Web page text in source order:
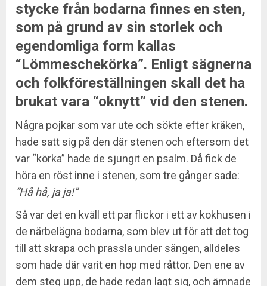
stycke från bodarna finnes en sten,
som på grund av sin storlek och
egendomliga form kallas
“Lömmeschekörka”. Enligt sägnerna
och folkföreställningen skall det ha
brukat vara “oknytt” vid den stenen.
Några pojkar som var ute och sökte efter kräken,
hade satt sig på den där stenen och eftersom det
var “körka” hade de sjungit en psalm. Då fick de
höra en röst inne i stenen, som tre gånger sade:
“Hå hå, ja ja!”
Så var det en kväll ett par flickor i ett av kokhusen i
de närbelägna bodarna, som blev ut för att det tog
till att skrapa och prassla under sängen, alldeles
som hade där varit en hop med råttor. Den ene av
dem steg upp, de hade redan lagt sig, och ämnade